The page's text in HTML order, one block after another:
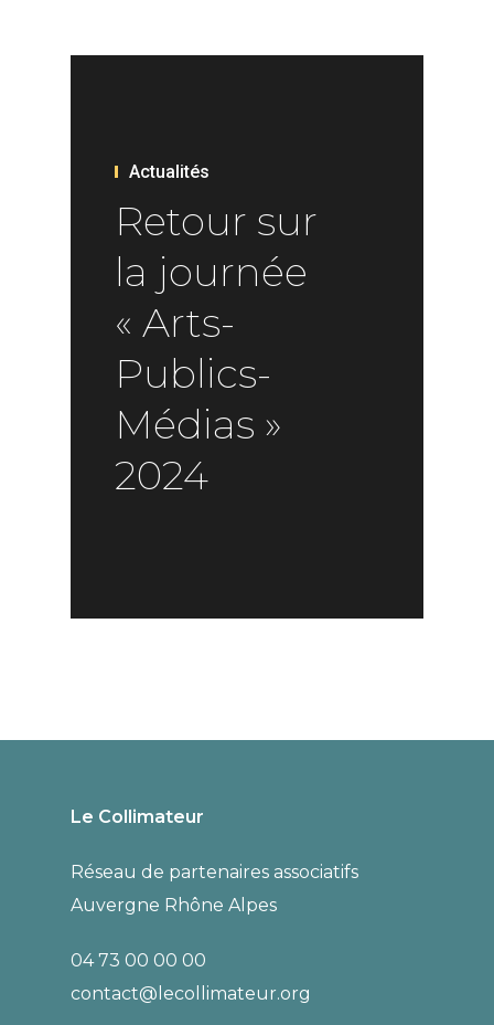
Actualités
Retour sur
la journée
« Arts-
Publics-
Médias »
2024
Actualités
Cinéma et
Éducation
2025
Actualités
films :
Rencontres
Amateur
Le Collimateur
Réseau de partenaires associatifs
Auvergne Rhône Alpes
04 73 00 00 00
contact@lecollimateur.org